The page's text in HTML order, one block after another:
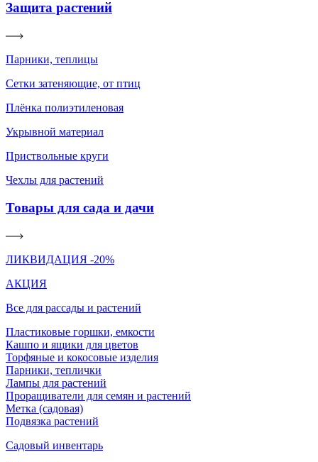
Защита растений
Парники, теплицы
Сетки затеняющие, от птиц
Плёнка полиэтиленовая
Укрывной материал
Приствольные круги
Чехлы для растений
Товары для сада и дачи
ЛИКВИДАЦИЯ -20%
АКЦИЯ
Все для рассады и растений
Пластиковые горшки, емкости
Кашпо и ящики для цветов
Торфяные и кокосовые изделия
Парники, теплички
Лампы для растений
Проращиватели для семян и растений
Метка (садовая)
Подвязка растений
Садовый инвентарь